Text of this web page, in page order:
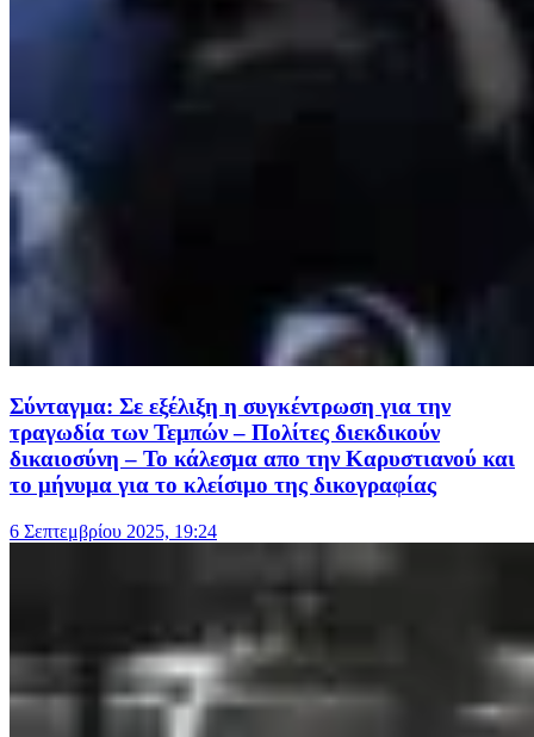
Σύνταγμα: Σε εξέλιξη η συγκέντρωση για την
τραγωδία των Τεμπών – Πολίτες διεκδικούν
δικαιοσύνη – Το κάλεσμα απο την Καρυστιανού και
το μήνυμα για το κλείσιμο της δικογραφίας
6 Σεπτεμβρίου 2025, 19:24